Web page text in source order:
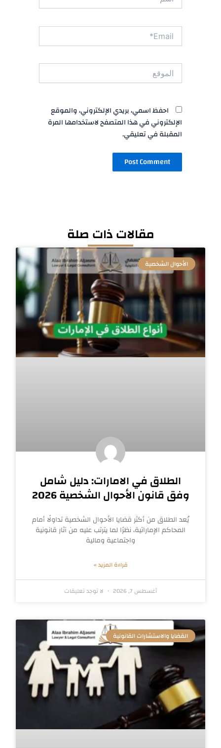
Email*
الموقع
احفظ اسمي، بريدي الإلكتروني، والموقع
الإلكتروني في هذا المتصفح لاستخدامها المرة
المقبلة في تعليقي.
مقالات ذات صلة
الأحوال الشخصية
الطلاق في الامارات: دليل شامل
وفق قانون الأحوال الشخصية 2026
يُعد الطلاق من أكثر قضايا الأحوال الشخصية تداولًا أمام
المحاكم الإماراتية، نظرًا لما يترتب عليه من آثار قانونية
واجتماعية ومالية
قراءة المزيد »
أغسطس 7, 2026 لا توجد تعليقات
القضايا والاستشارات القانونية